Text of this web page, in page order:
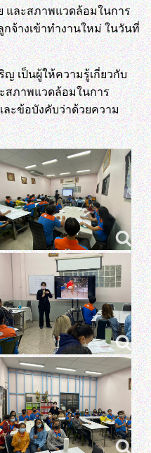
และสภาพแวดล้อมในการ
จ้างเข้าทำงานใหม่ ในวันที่
ญ เป็นผู้ให้ความรู้เกี่ยวกับ
สภาพแวดล้อมในการ
ะข้อบังคับว่าด้วยความ